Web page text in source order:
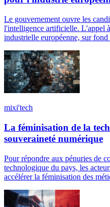
Le gouvernement ouvre les
l'intelligence artificielle. L'appel
industrielle européenne, sur fond
mixi'tech
La féminisation de la
souveraineté numérique
Pour répondre aux pénuries de
technologique du pays, les
accélérer la féminisation des